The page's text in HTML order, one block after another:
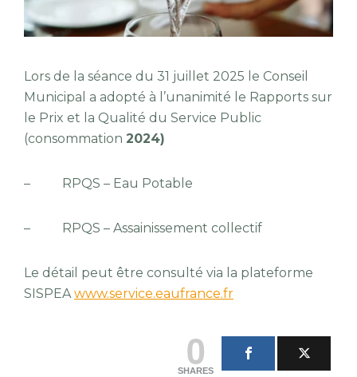
Lors de la séance du 31 juillet 2025 le Conseil
Municipal a adopté à l’unanimité le Rapports sur
le Prix et la Qualité du Service Public
(consommation 2024)
– RPQS – Eau Potable
– RPQS – Assainissement collectif
Le détail peut être consulté via la plateforme
SISPEAwww.service.eaufrance.fr
0
SHARES